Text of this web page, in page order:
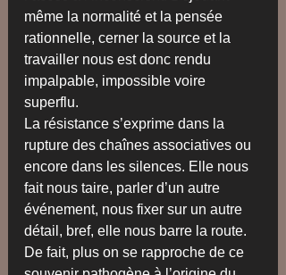
même la normalité et la pensée
rationnelle, cerner la source et la
travailler nous est donc rendu
impalpable, impossible voire
superflu.
La résistance s’exprime dans la
rupture des chaînes associatives ou
encore dans les silences. Elle nous
fait nous taire, parler d’un autre
événement, nous fixer sur un autre
détail, bref, elle nous barre la route.
De fait, plus on se rapproche de ce